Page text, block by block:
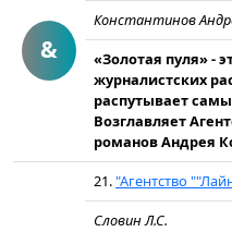
&
Константинов
«Золотая пуля» -
журналистских
распутывает
Возглавляет
романов Андрея
21."Агентство
Словин Л.С.